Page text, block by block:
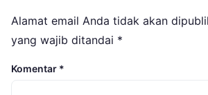
Alamat email Anda tidak akan
yang wajib ditandai *
Komentar *